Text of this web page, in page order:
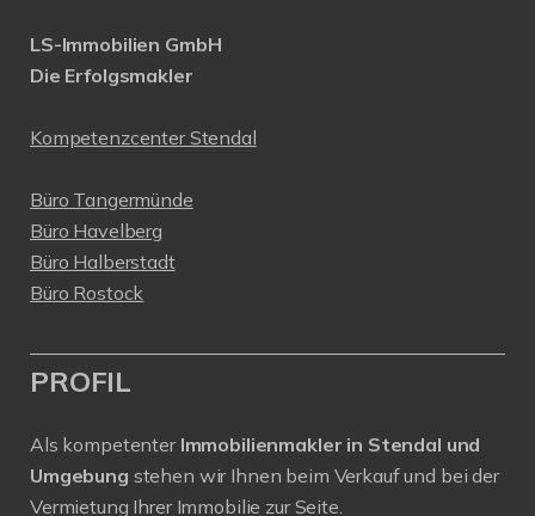
LS-Immobilien GmbH
Die Erfolgsmakler
Kompetenzcenter Stendal
Büro Tangermünde
Büro Havelberg
Büro Halberstadt
Büro Rostock
PROFIL
Als kompetenter Immobilienmakler in Stendal und
Umgebung stehen wir Ihnen beim Verkauf und bei der
Vermietung Ihrer Immobilie zur Seite.